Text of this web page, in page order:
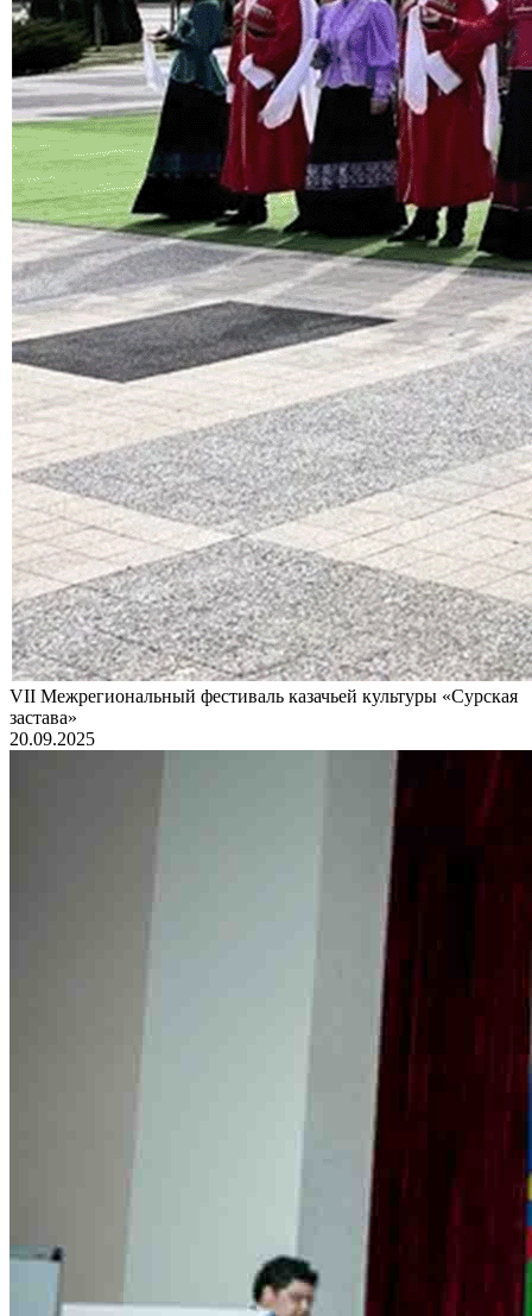
VII Межрегиональный фестиваль казачьей культуры «Сурская
застава»
20.09.2025